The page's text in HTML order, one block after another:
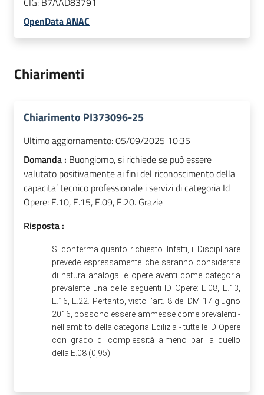
OpenData ANAC
Chiarimenti
Chiarimento PI373096-25
Ultimo aggiornamento:05/09/2025 10:35
Domanda : Buongiorno, si richiede se può essere
valutato positivamente ai fini del riconoscimento della
capacita’ tecnico professionale i servizi di categoria Id
Opere: E.10, E.15, E.09, E.20. Grazie
Risposta :
Si conferma quanto richiesto. Infatti, il Disciplinare
prevede espressamente che saranno considerate
di natura analoga le opere aventi come categoria
prevalente una delle seguenti ID Opere: E.08, E.13,
E.16, E.22. Pertanto, visto l’art. 8 del DM 17 giugno
2016, possono essere ammesse come prevalenti -
nell’ambito della categoria Edilizia - tutte le ID Opere
con grado di complessità almeno pari a quello
della E.08 (0,95).